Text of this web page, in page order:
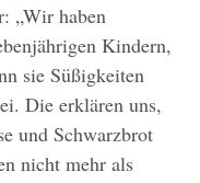
„Wir haben
Kindern,
sie Süßigkeiten
Die erklären uns,
und Schwarzbrot
nicht mehr als